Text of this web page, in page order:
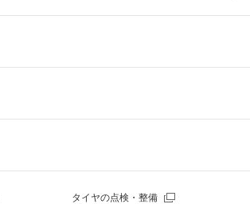
タイヤの点検・整備